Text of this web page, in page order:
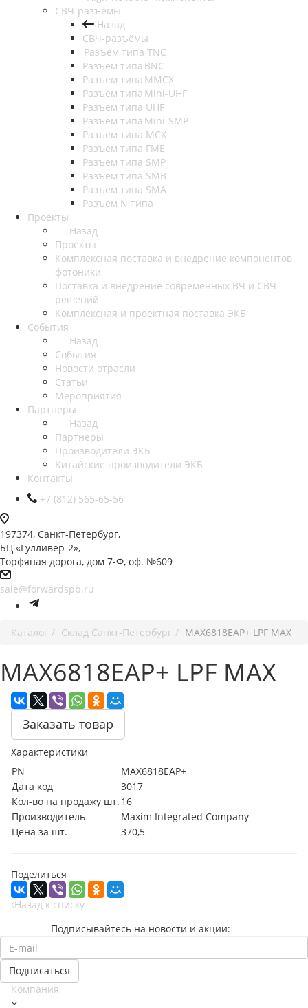
СВЧ-разъёмы
Назад
СВЧ-разъёмы
Разъем типа TNC
Разъем типа BNC
Разъем типа MMCX
Разъем типа Mini-UHF
Разъем типа UHF
Разъем типа Mini-SMP
Разъем типа MCX
Разъем типа FME
Разъем типа SMP
Разъем типа SMB
Разъем типа SMA
Разъем N типа
Проекты
Назад
Проекты
Комплексная поставка и внедрение компонентов
фотоники
Поставка и внедрение современных ВЧ и СВЧ
решений
Комплексная и проектная поставка ЭКБ
События
Назад
События
Новости отрасли
Статьи
Мероприятия
Партнеры
Назад
Партнеры
Производители ЭКБ
Китайские производители ЭКБ
Контакты
+7 (812) 565-65-56
197374, Санкт-Петербург,
БЦ «Гулливер-2»,
Торфяная дорога, дом 7-Ф, оф. №609
sale@forwardspb.ru
Каталог Cклад Санкт-Петербург MAX6818EAP+ LPF MAX
MAX6818EAP+ LPF MAX
Заказать товар
Характеристики
PN
MAX6818EAP+
Дата код
3017
Кол-во на продажу шт. 16
Производитель
Maxim Integrated Company
Цена за шт.
370,5
Поделиться
Назад к списку
Подписывайтесь на новости и акции:
Компания